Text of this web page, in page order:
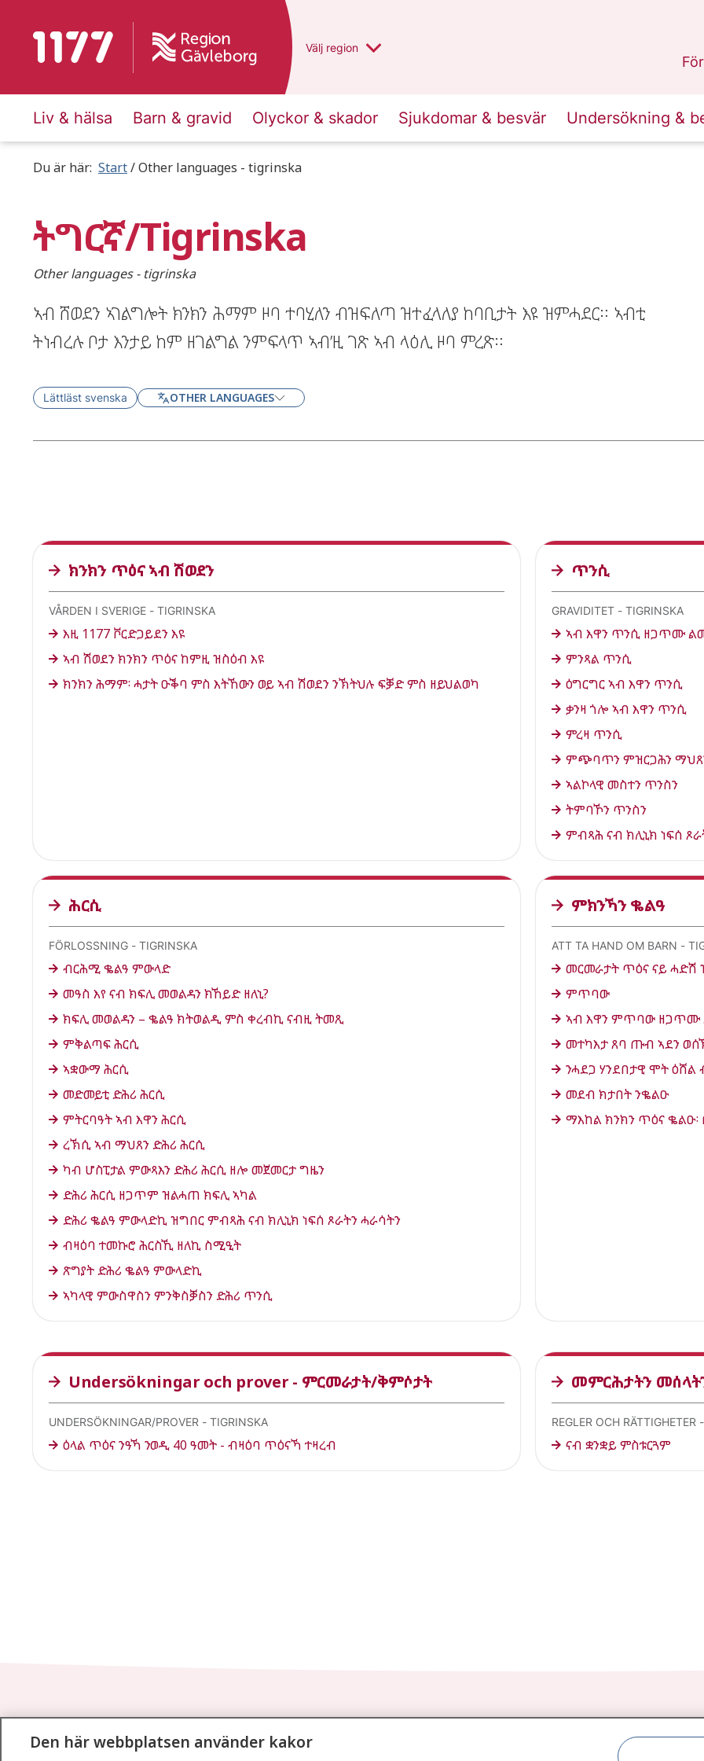
To start page for 1177 Du har valt region
Välj en annan
region
Liv & hälsa Barn & gravid Olyckor & skador Sjukdomar & besvär Undersökning &
Du är här: Start Other languages - tigrinska
ትግርኛ/Tigrinska
Other languages - tigrinska
ኣብ ሸወደን ኣገልግሎት ክንክን ሕማም ዞባ ተባሂለን ብዝፍለጣ ዝተፈላለያ ከባቢታት እዩ ዝምሓደር። ኣብቲ
ትነብረሉ ቦታ እንታይ ከም ዘገልግል ንምፍላጥ ኣብ’ዚ ገጽ ኣብ ላዕሊ ዞባ ምረጽ።
Lättläst svenska OTHER LANGUAGES
ክንክን ጥዕና ኣብ ሽወደን
VÅRDEN I SVERIGE - TIGRINSKA
እዚ 1177 ቮርድጋይደን እዩ
ኣብ ሽወደን ክንክን ጥዕና ከምዚ ዝስዕብ እዩ
ክንክን ሕማም፡ ሓታት ዑቕባ ምስ እትኸውን ወይ ኣብ ሽወደን ንኽትህሉ ፍቓድ ምስ ዘይህልወካ
ጥንሲ
GRAVIDITET - TIGRINSKA
ኣብ እዋን ጥንሲ ዘጋጥሙ
ምንጻል ጥንሲ
ዕግርግር ኣብ እዋን ጥንሲ
ቃንዛ ጎሎ ኣብ እዋን ጥንሲ
ምረዛ ጥንሲ
ምጭባጥን ምዝርጋሕን
ኣልኮላዊ መስተን ጥንስን
ትምባኾን ጥንስን
ምብጻሕ ናብ ክሊኒክ ነፍሰ
ሕርሲ
FÖRLOSSNING - TIGRINSKA
ብርሕሚ ቈልዓ ምውላድ
መዓስ እየ ናብ ክፍሊ መወልዳን ክኸይድ ዘለኒ?
ክፍሊ መወልዳን – ቈልዓ ክትወልዲ ምስ ቀረብኪ ናብዚ ትመጺ
ምቅልጣፍ ሕርሲ
ኣቋውማ ሕርሲ
መድመይቲ ድሕሪ ሕርሲ
ምትርባዓት ኣብ እዋን ሕርሲ
ረኽሲ ኣብ ማህጸን ድሕሪ ሕርሲ
ካብ ሆስፒታል ምውጻእን ድሕሪ ሕርሲ ዘሎ መጀመርታ ግዜን
ድሕሪ ሕርሲ ዘጋጥም ዝልሓጠ ክፍሊ ኣካል
ድሕሪ ቈልዓ ምውላድኪ ዝግበር ምብጻሕ ናብ ክሊኒክ ነፍሰ ጾራትን ሓራሳትን
ብዛዕባ ተመኩሮ ሕርስኺ ዘለኪ ስሚዒት
ጽግያት ድሕሪ ቈልዓ ምውላድኪ
ኣካላዊ ምውስዋስን ምንቅስቓስን ድሕሪ ጥንሲ
ምክንኻን ቈልዓ
ATT TA HAND OM BARN -
መርመራታት ጥዕና ናይ ሓድሽ
ምጥባው
ኣብ እዋን ምጥባው ዘጋጥሙ
መተካእታ ጸባ ጡብ ኣደን
ንሓደጋ ሃንደበታዊ ሞት
መደብ ክታበት ንቈልዑ
ማእከል ክንክን ጥዕና ቈልዑ፡
Undersökningar och prover - ምርመራታት/ቅምሶታት
UNDERSÖKNINGAR/PROVER - TIGRINSKA
ዕላል ጥዕና ንዓኻ ንወዲ 40 ዓመት - ብዛዕባ ጥዕናኻ ተዛረብ
መምርሕታትን
REGLER OCH RÄTTIGHETER
ናብ ቋንቋይ ምስቱርጓም
Den här webbplatsen använder kakor